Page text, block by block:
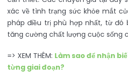
xác về tình trạng sức khỏe mắt
pháp điều trị phù hợp nhất, từ đó
tăng cường chất lượng cuộc sống
=> XEM THÊM: Làm sao để nhận
từng giai đoạn?